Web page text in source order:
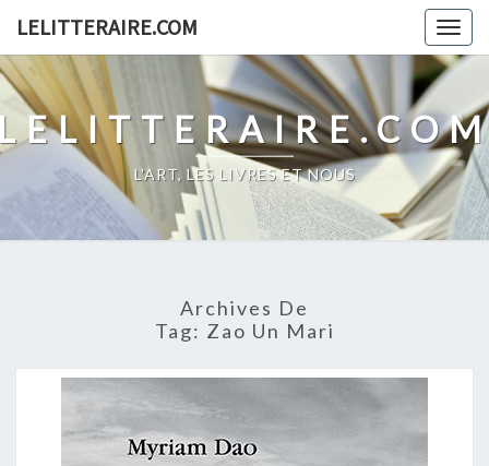
content
LELITTERAIRE.COM
L'ART, LES LIVRES ET NOUS
Archives De
Tag: Zao Un Mari